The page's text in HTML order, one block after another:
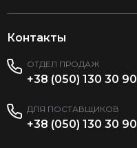
Контакты
ОТДЕЛ ПРОДАЖ
+38 (050) 130 30 90
ДЛЯ ПОСТАВЩИКОВ
+38 (050) 130 30 90